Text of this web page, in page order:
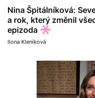
Nina Špitálníková:
a rok, který změnil
epizoda
Ilona Kleníková